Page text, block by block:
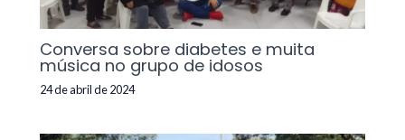
Conversa sobre diabetes e muita
música no grupo de idosos
24 de abril de 2024